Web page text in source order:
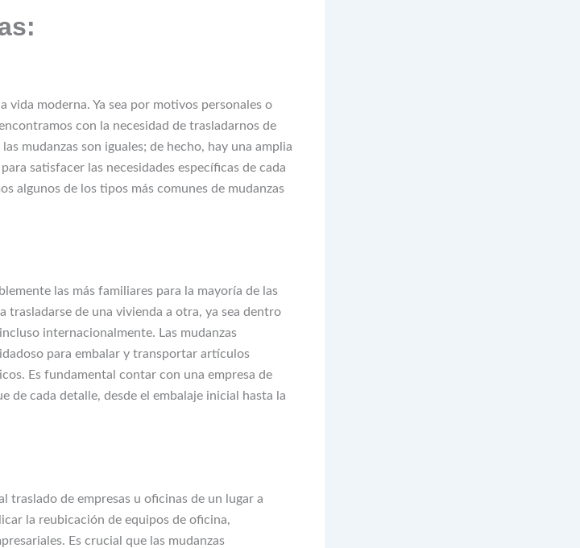
vida moderna. Ya sea por motivos personales o
con la necesidad de trasladarnos de
mudanzas son iguales; de hecho, hay una amplia
satisfacer las necesidades específicas de cada
algunos de los tipos más comunes de mudanzas
las más familiares para la mayoría de las
trasladarse de una vivienda a otra, ya sea dentro
internacionalmente. Las mudanzas
para embalar y transportar artículos
Es fundamental contar con una empresa de
de cada detalle, desde el embalaje inicial hasta la
traslado de empresas u oficinas de un lugar a
la reubicación de equipos de oficina,
Es crucial que las mudanzas